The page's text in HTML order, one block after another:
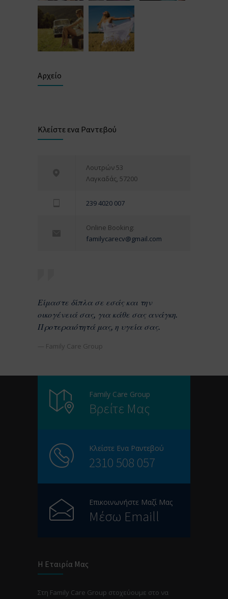
Αρχείο
Κλείστε ενα Ραντεβού
Λουτρών 53
Λαγκαδάς, 57200
239 4020 007
Online Booking:
familycarecv@gmail.com
Είμαστε δίπλα σε εσάς και την
οικογένειά σας, για κάθε σας ανάγκη.
Προτεραιότητά μας, η υγεία σας.
— Family Care Group
Family Care Group
Βρείτε Μας
Κλείστε Ενα Ραντεβού
2310 508 057
Επικοινωνήστε Μαζί Μας
Μέσω Emaill
Η Εταιρία Μας
Στη Family Care Group στοχεύουμε στο να